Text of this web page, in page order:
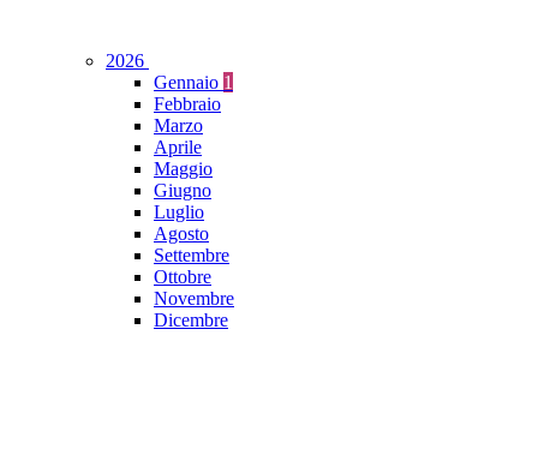
2026
Gennaio 1
Febbraio
Marzo
Aprile
Maggio
Giugno
Luglio
Agosto
Settembre
Ottobre
Novembre
Dicembre